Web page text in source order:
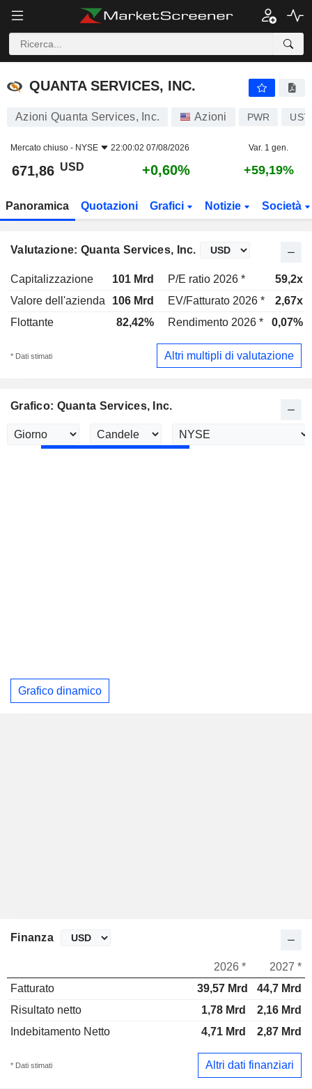
QUANTA SERVICES, INC.
QUANTA SERVICES, INC.
Azioni Quanta Services, Inc. Azioni PWR
Mercato chiuso - NYSE 22:00:02 07/08/2026 Var. 1 gen.
671,86 USD +0,60% +59,19%
Panoramica Quotazioni Grafici Notizie Società
Valutazione: Quanta Services, Inc.
Capitalizzazione 101 Mrd P/E ratio 2026 *
59,2x
Valore dell'azienda
106 Mrd EV/Fatturato 2026 *
2,67x
Flottante
82,42% Rendimento 2026 * 0,07%
* Dati stimati Altri multipli di valutazione
Grafico: Quanta Services, Inc.
Grafico dinamico
Finanza
2026 *
2027 *
Fatturato
39,57 Mrd
44,7 Mrd
Risultato netto
1,78 Mrd
2,16 Mrd
Indebitamento Netto
4,71 Mrd 2,87 Mrd
* Dati stimati Altri dati finanziari